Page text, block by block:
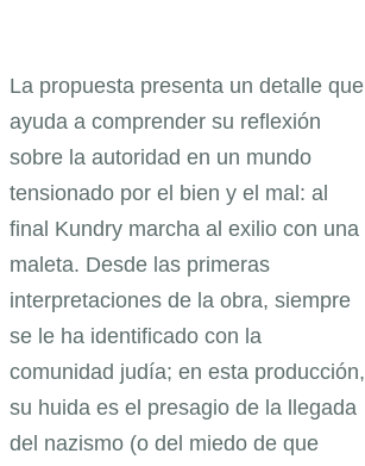
La propuesta presenta un detalle que
ayuda a comprender su reflexión
sobre la autoridad en un mundo
tensionado por el bien y el mal: al
final Kundry marcha al exilio con una
maleta. Desde las primeras
interpretaciones de la obra, siempre
se le ha identificado con la
comunidad judía; en esta producción,
su huida es el presagio de la llegada
del nazismo (o del miedo de que